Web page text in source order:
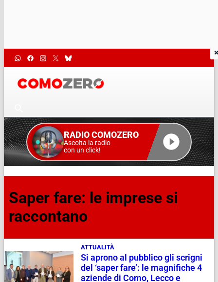
RADIO COMOZERO
Ascolta la radio
con un click!
Saper fare: le imprese si
raccontano
ATTUALITÀ
Si aprono al pubblico gli scrigni
del ‘saper fare’: le magnifiche 4
aziende di Como, Lecco e